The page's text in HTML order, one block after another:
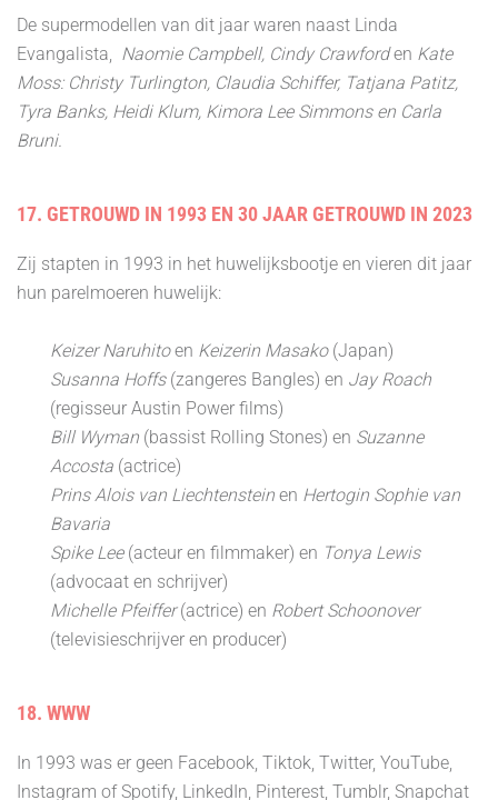
De supermodellen van dit jaar waren naast Linda
Evangalista, Naomie Campbell, Cindy Crawforden Kate
Moss: Christy Turlington, Claudia Schiffer, Tatjana Patitz,
Tyra Banks, Heidi Klum, Kimora Lee Simmons en Carla
Bruni.
17. GETROUWD IN 1993 EN 30 JAAR GETROUWD IN 2023
Zij stapten in 1993 in het huwelijksbootje en vieren dit jaar
hun parelmoeren huwelijk:
Keizer Naruhitoen Keizerin Masako(Japan)
Susanna Hoffs(zangeres Bangles) en Jay Roach
(regisseur Austin Power films)
Bill Wyman (bassist Rolling Stones) en Suzanne
Accosta (actrice)
Prins Alois van Liechtenstein en Hertogin Sophie van
Bavaria
Spike Lee(acteur en filmmaker) en Tonya Lewis
(advocaat en schrijver)
Michelle Pfeiffer(actrice) en Robert Schoonover
(televisieschrijver en producer)
18. WWW
In 1993 was er geen Facebook, Tiktok, Twitter, YouTube,
Instagram of Spotify, LinkedIn, Pinterest, Tumblr, Snapchat